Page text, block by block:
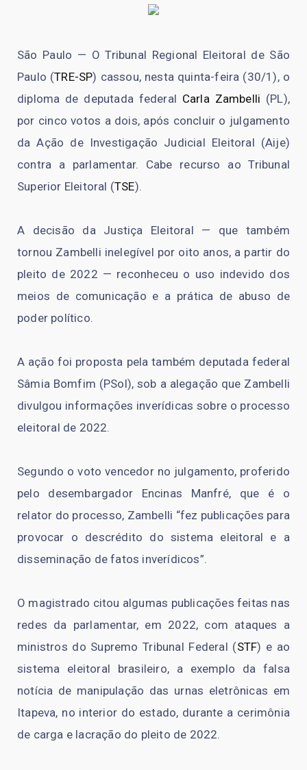
São Paulo — O Tribunal Regional Eleitoral de São
Paulo (TRE-SP) cassou, nesta quinta-feira (30/1), o
diploma de deputada federal Carla Zambelli (PL),
por cinco votos a dois, após concluir o julgamento
da Ação de Investigação Judicial Eleitoral (Aije)
contra a parlamentar. Cabe recurso ao Tribunal
Superior Eleitoral (TSE).
A decisão da Justiça Eleitoral — que também
tornou Zambelli inelegível por oito anos, a partir do
pleito de 2022 — reconheceu o uso indevido dos
meios de comunicação e a prática de abuso de
poder político.
A ação foi proposta pela também deputada federal
Sâmia Bomfim (PSol), sob a alegação que Zambelli
divulgou informações inverídicas sobre o processo
eleitoral de 2022.
Segundo o voto vencedor no julgamento, proferido
pelo desembargador Encinas Manfré, que é o
relator do processo, Zambelli “fez publicações para
provocar o descrédito do sistema eleitoral e a
disseminação de fatos inverídicos”.
O magistrado citou algumas publicações feitas nas
redes da parlamentar, em 2022, com ataques a
ministros do Supremo Tribunal Federal (STF) e ao
sistema eleitoral brasileiro, a exemplo da falsa
notícia de manipulação das urnas eletrônicas em
Itapeva, no interior do estado, durante a cerimônia
de carga e lacração do pleito de 2022.